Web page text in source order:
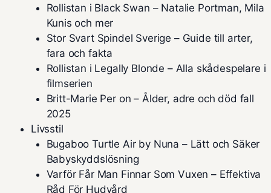
Rollistan i Black Swan – Natalie Portman, Mila
Kunis och mer
Stor Svart Spindel Sverige – Guide till arter,
fara och fakta
Rollistan i Legally Blonde – Alla skådespelare i
filmserien
Britt-Marie Per on – Ålder, adre och död fall
2025
Livsstil
Bugaboo Turtle Air by Nuna – Lätt och Säker
Babyskyddslösning
Varför Får Man Finnar Som Vuxen – Effektiva
Råd För Hudvård